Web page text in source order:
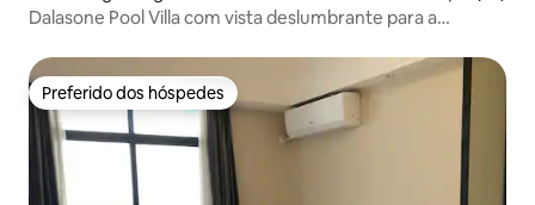
Dalasone Pool Villa com vista deslumbrante para a
Preferido dos hóspedes
Preferido dos hóspedes